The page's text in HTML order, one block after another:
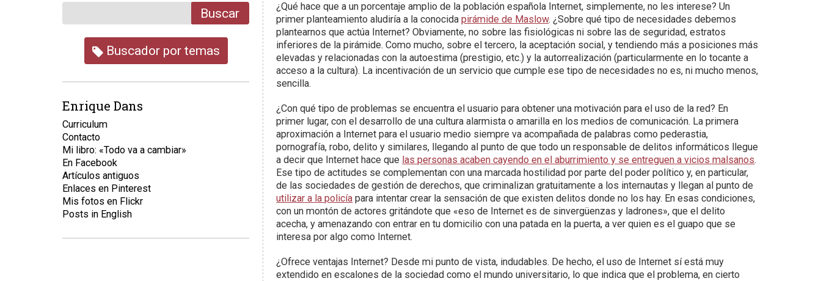
¿Qué hace que a un porcentaje amplio de la población española Internet, simplemente, no les interese? Un
primer planteamiento aludiría a la conocidapirámide de Maslow. ¿Sobre qué tipo de necesidades debemos
plantearnos que actúa Internet? Obviamente, no sobre las fisiológicas ni sobre las de seguridad, estratos
inferiores de la pirámide. Como mucho, sobre el tercero, la aceptación social, y tendiendo más a posiciones más
elevadas y relacionadas con la autoestima (prestigio, etc.) y la autorrealización (particularmente en lo tocante a
acceso a la cultura). La incentivación de un servicio que cumple ese tipo de necesidades no es, ni mucho menos,
sencilla.
¿Con qué tipo de problemas se encuentra el usuario para obtener una motivación para el uso de la red? En
primer lugar, con el desarrollo de una cultura alarmista o amarilla en los medios de comunicación. La primera
aproximación a Internet para el usuario medio siempre va acompañada de palabras como pederastia,
pornografía, robo, delito y similares, llegando al punto de que todo un responsable de delitos informáticos llegue
a decir que Internet hace que las personas acaben cayendo en el aburrimiento y se entreguen a vicios malsanos.
Ese tipo de actitudes se complementan con una marcada hostilidad por parte del poder político y, en particular,
de las sociedades de gestión de derechos, que criminalizan gratuitamente a los internautas y llegan al punto de
utilizar a la policía para intentar crear la sensación de que existen delitos donde no los hay. En esas condiciones,
con un montón de actores gritándote que «eso de Internet es de sinvergüenzas y ladrones», que el delito
acecha, y amenazando con entrar en tu domicilio con una patada en la puerta, a ver quien es el guapo que se
interesa por algo como Internet.
¿Ofrece ventajas Internet? Desde mi punto de vista, indudables. De hecho, el uso de Internet sí está muy
extendido en escalones de la sociedad como el mundo universitario, lo que indica que el problema, en cierto
Buscar
Buscador por temas
Enrique Dans
Curriculum
Contacto
Mi libro: «Todo va a cambiar»
En Facebook
Artículos antiguos
Enlaces en Pinterest
Mis fotos en Flickr
Posts in English